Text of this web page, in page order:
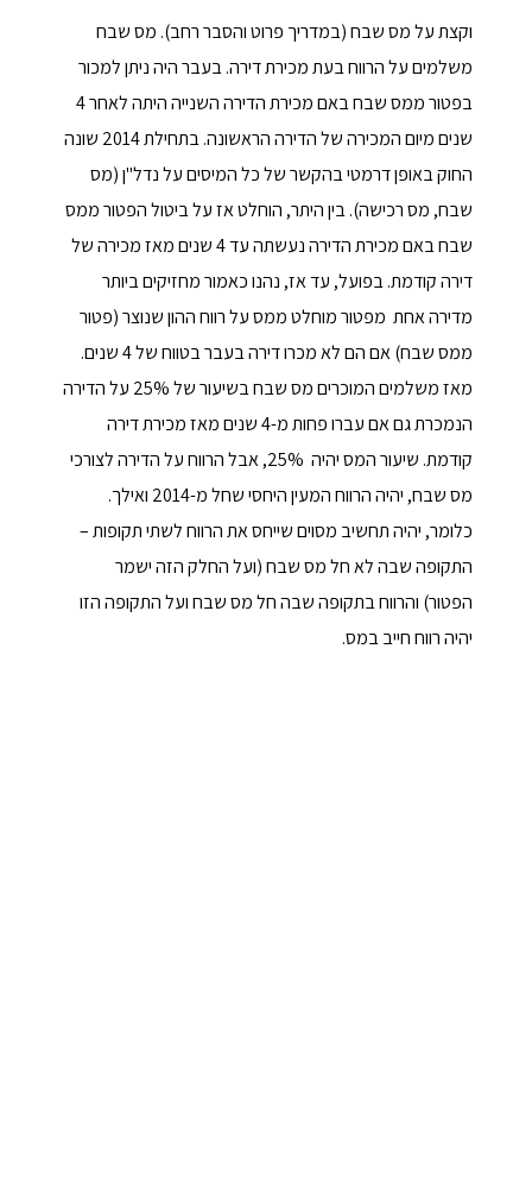
וקצת על מס שבח (במדריך פרוט והסבר רחב). מס שבח
משלמים על הרווח בעת מכירת דירה. בעבר היה ניתן למכור
בפטור ממס שבח באם מכירת הדירה השנייה היתה לאחר 4
שנים מיום המכירה של הדירה הראשונה. בתחילת 2014 שונה
החוק באופן דרמטי בהקשר של כל המיסים על נדל"ן (מס
שבח, מס רכישה). בין היתר, הוחלט אז על ביטול הפטור ממס
שבח באם מכירת הדירה נעשתה עד 4 שנים מאז מכירה של
דירה קודמת. בפועל, עד אז, נהנו כאמור מחזיקים ביותר
מדירה אחת מפטור מוחלט ממס על רווח ההון שנוצר (פטור
ממס שבח) אם הם לא מכרו דירה בעבר בטווח של 4 שנים.
מאז משלמים המוכרים מס שבח בשיעור של 25% על הדירה
הנמכרת גם אם עברו פחות מ-4 שנים מאז מכירת דירה
קודמת. שיעור המס יהיה 25%, אבל הרווח על הדירה לצורכי
מס שבח, יהיה הרווח המעין היחסי שחל מ-2014 ואילך.
כלומר, יהיה תחשיב מסוים שייחס את הרווח לשתי תקופות –
התקופה שבה לא חל מס שבח (ועל החלק הזה ישמר
הפטור) והרווח בתקופה שבה חל מס שבח ועל התקופה הזו
יהיה רווח חייב במס.